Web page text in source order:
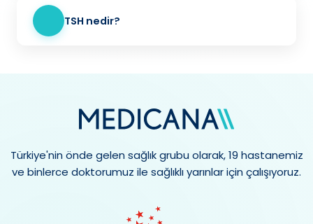
TSH nedir?
Türkiye'nin önde gelen sağlık grubu olarak, 19 hastanemiz
ve binlerce doktorumuz ile sağlıklı yarınlar için çalışıyoruz.